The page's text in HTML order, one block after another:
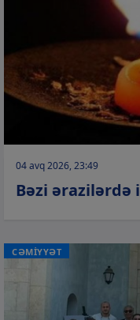
04 avq 2026, 23:49
Bəzi ərazilərdə
CƏMİYYƏT